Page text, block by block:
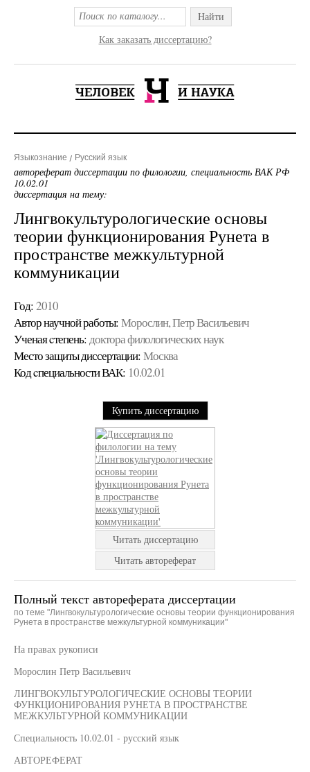
Найти
Как заказать диссертацию?
Языкознание Русский язык
автореферат диссертации по филологии, специальность ВАК РФ
10.02.01
диссертация на тему:
Лингвокультурологические основы
теории функционирования Рунета в
пространстве межкультурной
коммуникации
Год: 2010
Автор научной работы: Морослин, Петр Васильевич
Ученая cтепень: доктора филологических наук
Место защиты диссертации: Москва
Код cпециальности ВАК: 10.02.01
Купить диссертацию
Читать диссертацию
Читать автореферат
Полный текст автореферата диссертации
по теме "Лингвокультурологические основы теории функционирования
Рунета в пространстве межкультурной коммуникации"
На правах рукописи
Морослин Петр Васильевич
ЛИНГВОКУЛЬТУРОЛОГИЧЕСКИЕ ОСНОВЫ ТЕОРИИ
ФУНКЦИОНИРОВАНИЯ РУНЕТА В ПРОСТРАНСТВЕ
МЕЖКУЛЬТУРНОЙ КОММУНИКАЦИИ
Специальность 10.02.01 - русский язык
АВТОРЕФЕРАТ